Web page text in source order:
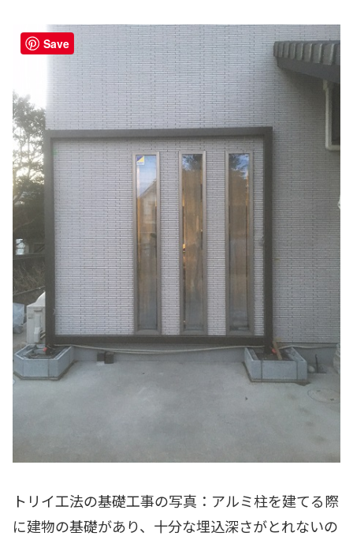
トリイ工法の基礎工事の写真：アルミ柱を建てる際
に建物の基礎があり、十分な埋込深さがとれないの
Save